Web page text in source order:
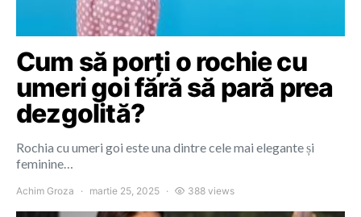
Cum să porți o rochie cu
umeri goi fără să pară prea
dezgolită?
Rochia cu umeri goi este una dintre cele mai elegante și
feminine…
Achim Groza martie 25, 2025 388 views